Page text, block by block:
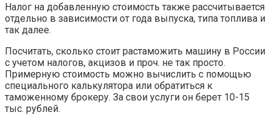
Налог на добавленную стоимость также рассчитывается
отдельно в зависимости от года выпуска, типа топлива и
так далее.
Посчитать, сколько стоит растаможить машину в России
с учетом налогов, акцизов и проч. не так просто.
Примерную стоимость можно вычислить с помощью
специального калькулятора или обратиться к
таможенному брокеру. За свои услуги он берет 10-15
тыс. рублей.